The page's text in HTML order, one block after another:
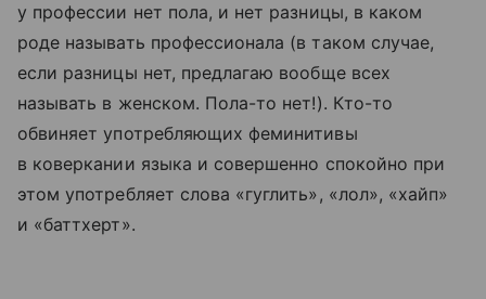
у профессии нет пола, и нет разницы, в каком
роде называть профессионала (в таком случае,
если разницы нет, предлагаю вообще всех
называть в женском. Пола-то нет!). Кто-то
обвиняет употребляющих феминитивы
в коверкании языка и совершенно спокойно при
этом употребляет слова «гуглить», «лол», «хайп»
и «баттхерт».